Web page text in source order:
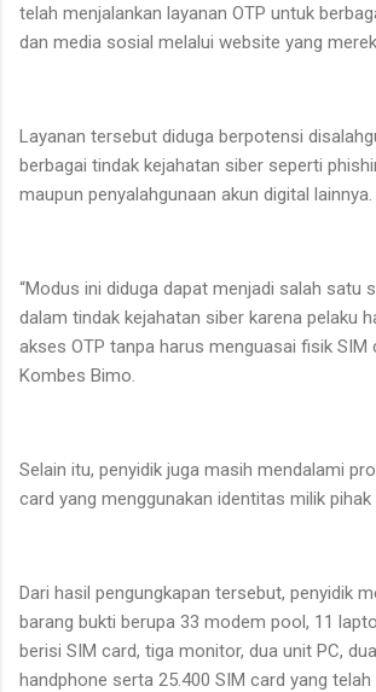
telah menjalankan layanan OTP untuk
dan media sosial melalui website yang
Layanan tersebut diduga berpotensi
berbagai tindak kejahatan siber seperti
maupun penyalahgunaan akun digital lainnya.
“Modus ini diduga dapat menjadi salah satu
dalam tindak kejahatan siber karena pelaku
akses OTP tanpa harus menguasai fisik SIM
Kombes Bimo.
Selain itu, penyidik juga masih mendalami
card yang menggunakan identitas milik pihak
Dari hasil pengungkapan tersebut, penyidik
barang bukti berupa 33 modem pool, 11
berisi SIM card, tiga monitor, dua unit PC,
handphone serta 25.400 SIM card yang